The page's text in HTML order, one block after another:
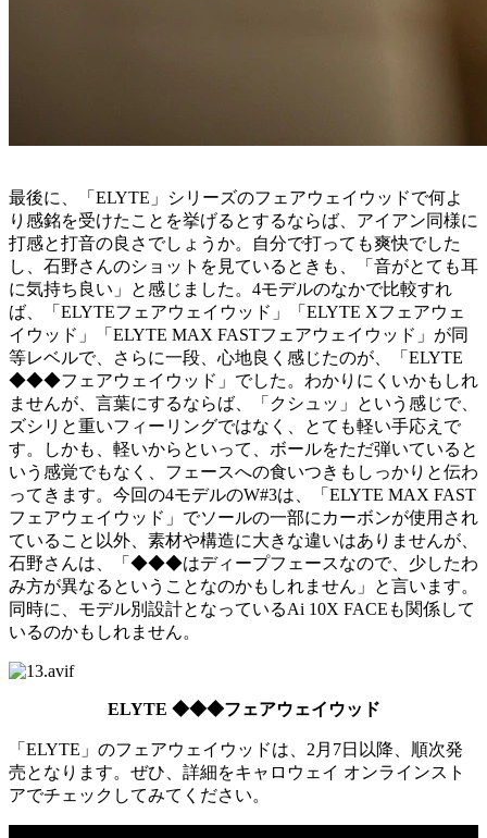
最後に、「ELYTE」シリーズのフェアウェイウッドで何よ
り感銘を受けたことを挙げるとするならば、アイアン同様に
打感と打音の良さでしょうか。自分で打っても爽快でした
し、石野さんのショットを見ているときも、「音がとても耳
に気持ち良い」と感じました。4モデルのなかで比較すれ
ば、「ELYTEフェアウェイウッド」「ELYTE Xフェアウェ
イウッド」「ELYTE MAX FASTフェアウェイウッド」が同
等レベルで、さらに一段、心地良く感じたのが、「ELYTE
◆◆◆フェアウェイウッド」でした。わかりにくいかもしれ
ませんが、言葉にするならば、「クシュッ」という感じで、
ズシリと重いフィーリングではなく、とても軽い手応えで
す。しかも、軽いからといって、ボールをただ弾いていると
いう感覚でもなく、フェースへの食いつきもしっかりと伝わ
ってきます。今回の4モデルのW#3は、「ELYTE MAX FAST
フェアウェイウッド」でソールの一部にカーボンが使用され
ていること以外、素材や構造に大きな違いはありませんが、
石野さんは、「◆◆◆はディープフェースなので、少したわ
み方が異なるということなのかもしれません」と言います。
同時に、モデル別設計となっているAi 10X FACEも関係して
いるのかもしれません。
ELYTE ◆◆◆フェアウェイウッド
「ELYTE」のフェアウェイウッドは、2月7日以降、順次発
売となります。ぜひ、詳細をキャロウェイ オンラインスト
アでチェックしてみてください。